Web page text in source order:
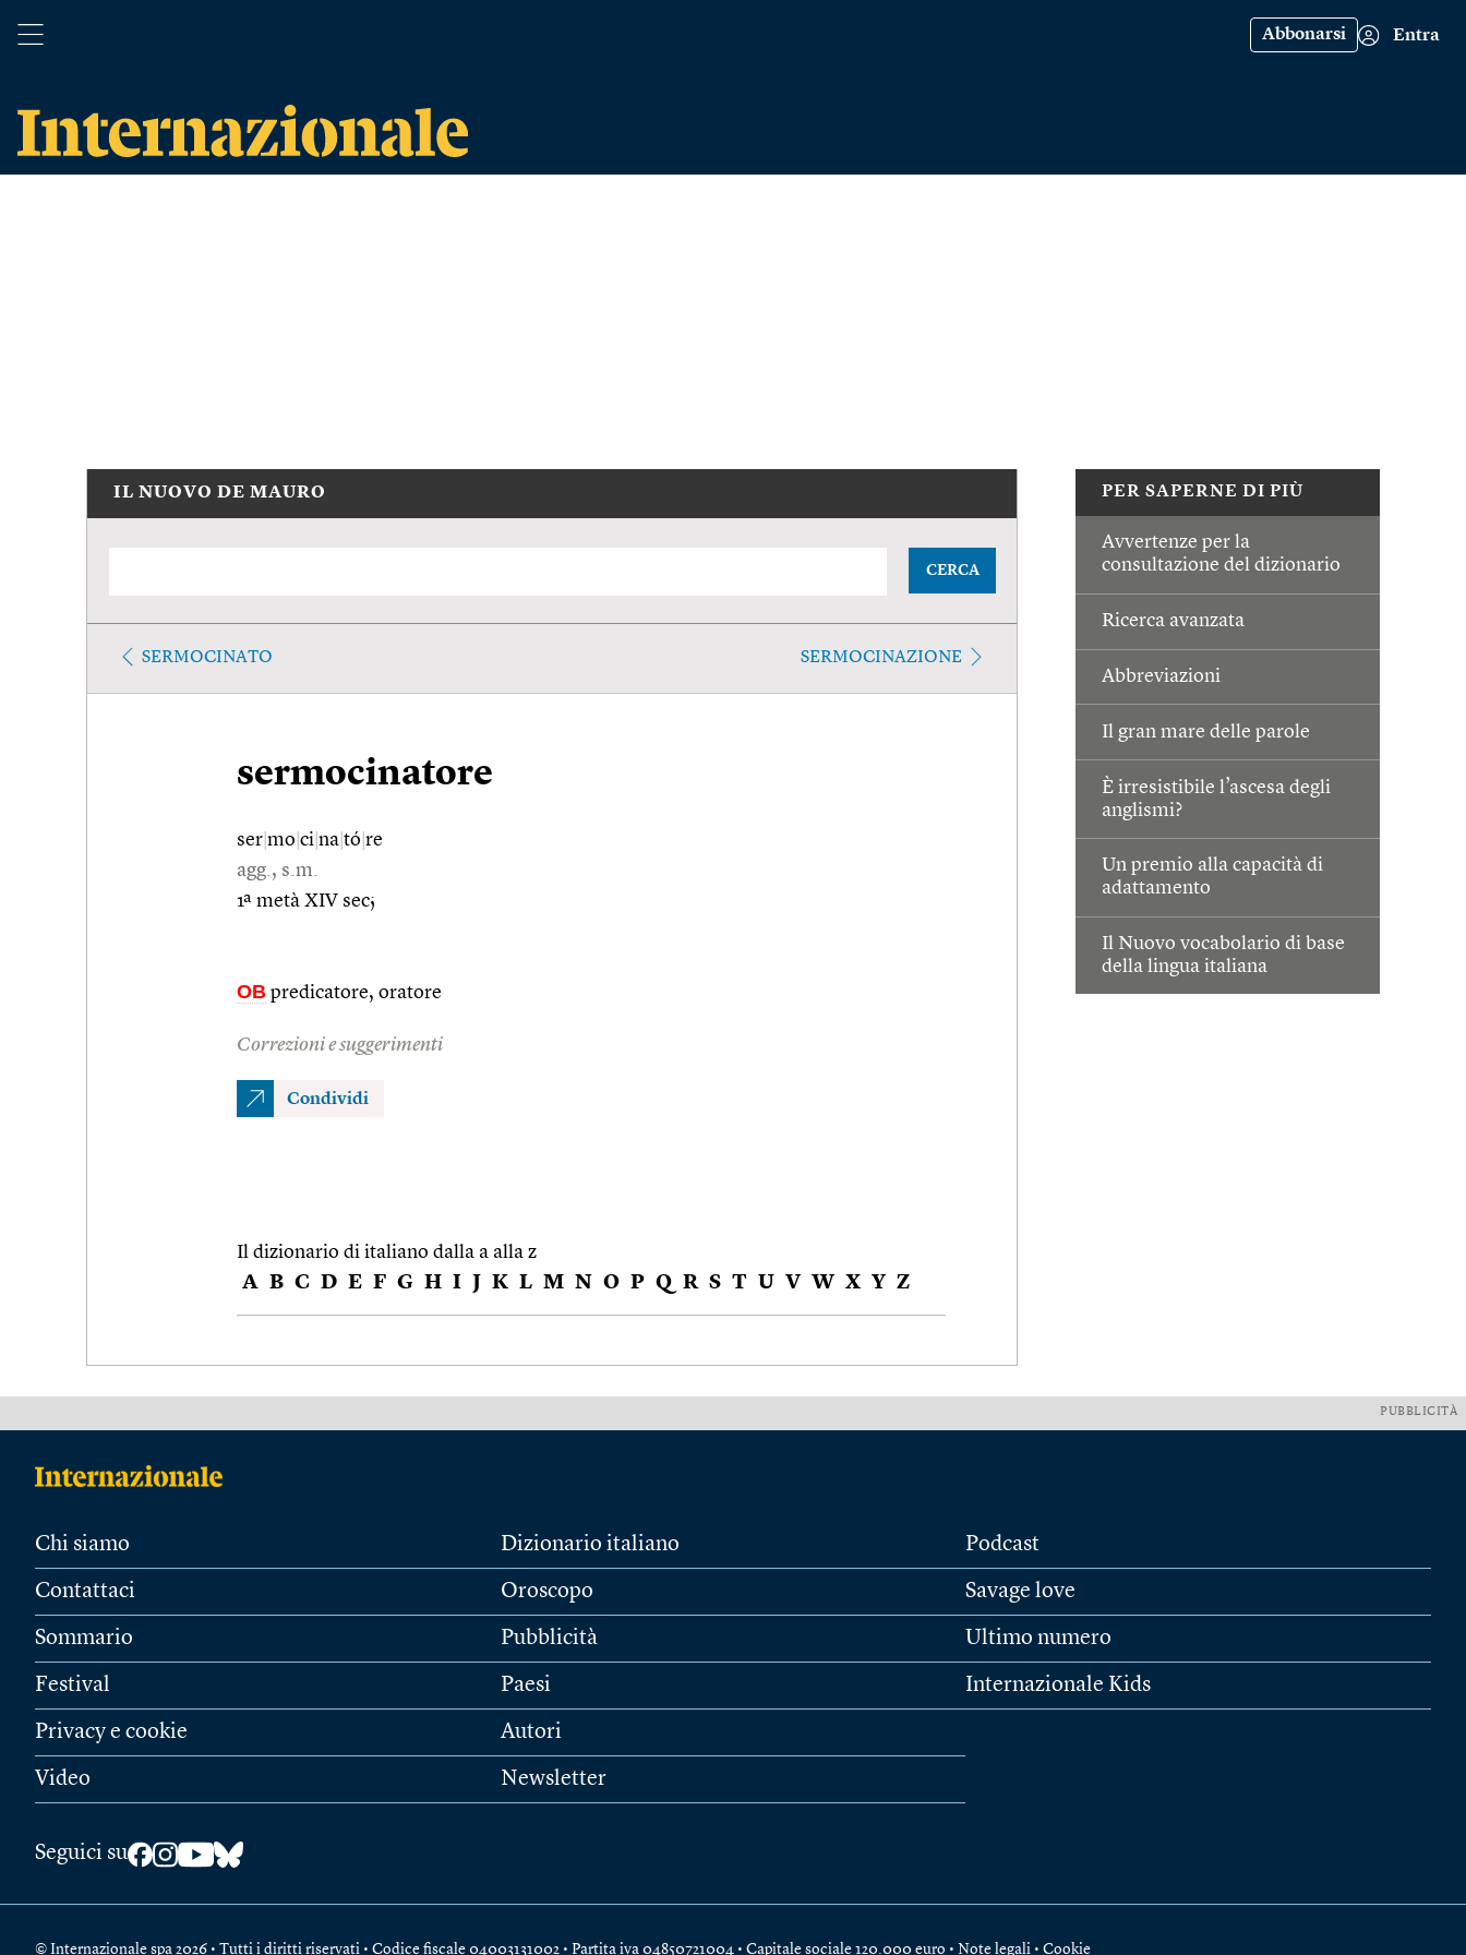
Abbonarsi Entra
PER SAPERNE DI PIÙ
Avvertenze per la
consultazione del dizionario
Ricerca avanzata
Abbreviazioni
Il gran mare delle parole
È irresistibile l’ascesa degli
anglismi?
Un premio alla capacità di
adattamento
Il Nuovo vocabolario di base
della lingua italiana
IL NUOVO DE MAURO
CERCA
SERMOCINATO SERMOCINAZIONE
sermocinatore
ser mo ci na tó re
agg., s.m.
1ª metà XIV sec;
OB predicatore, oratore
Correzioni e suggerimenti
Condividi
Il dizionario di italiano dalla a alla z
A B C D E F G H I J K L M N O P Q R S T U V W X Y Z
PUBBLICITÀ
Chi siamo
Contattaci
Sommario
Festival
Privacy e cookie
Video
Dizionario italiano
Oroscopo
Pubblicità
Paesi
Autori
Newsletter
Podcast
Savage love
Ultimo numero
Internazionale Kids
Seguici su
© Internazionale spa 2026 • Tutti i diritti riservati • Codice fiscale 04003131002 • Partita iva 04850721004 • Capitale sociale 120.000 euro • Note legali • Cookie